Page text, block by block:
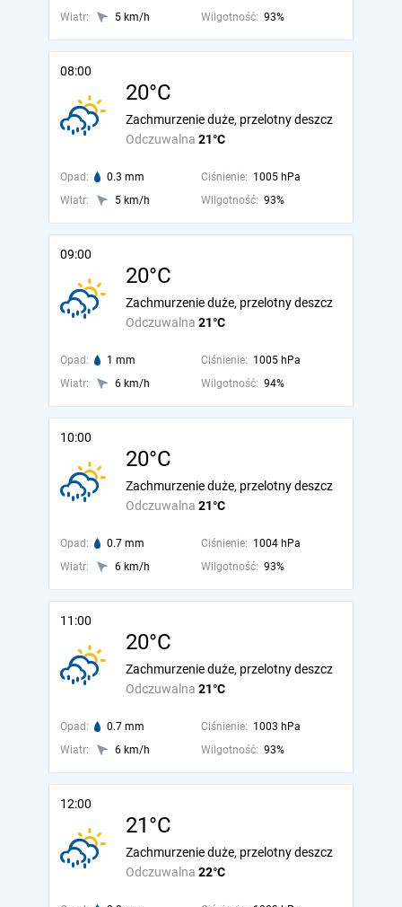
Wiatr: 5 km/h Wilgotność: 93%
08:00
20°C
Odczuwalna 21°C
Zachmurzenie duże, przelotny deszcz
Opad: 0.3 mm Ciśnienie: 1005 hPa
Wiatr:
5 km/h Wilgotność: 93%
09:00
20°C
Odczuwalna 21°C
Zachmurzenie duże, przelotny deszcz
Opad: 1 mm Ciśnienie: 1005 hPa
Wiatr:
6 km/h Wilgotność: 94%
10:00
20°C
Odczuwalna 21°C
Zachmurzenie duże, przelotny deszcz
Opad: 0.7 mm Ciśnienie: 1004 hPa
Wiatr:
6 km/h Wilgotność: 93%
11:00
20°C
Odczuwalna 21°C
Zachmurzenie duże, przelotny deszcz
Opad: 0.7 mm Ciśnienie: 1003 hPa
Wiatr:
6 km/h Wilgotność: 93%
12:00
21°C
Odczuwalna 22°C
Zachmurzenie duże, przelotny deszcz